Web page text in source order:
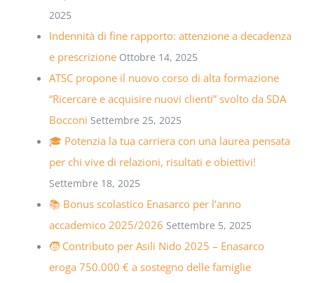
2025
Indennità di fine rapporto: attenzione a decadenza
e prescrizione Ottobre 14, 2025
ATSC propone il nuovo corso di alta formazione
“Ricercare e acquisire nuovi clienti” svolto da SDA
Bocconi Settembre 25, 2025
🎓 Potenzia la tua carriera con una laurea pensata
per chi vive di relazioni, risultati e obiettivi!
Settembre 18, 2025
📚 Bonus scolastico Enasarco per l’anno
accademico 2025/2026 Settembre 5, 2025
🧒 Contributo per Asili Nido 2025 – Enasarco
eroga 750.000 € a sostegno delle famiglie